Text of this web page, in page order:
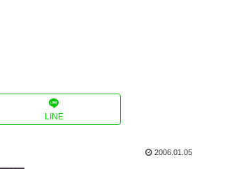
LINE
2006.01.05